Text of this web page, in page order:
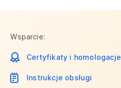
Wsparcie:
Certyfikaty i homologacje
Instrukcje obsługi